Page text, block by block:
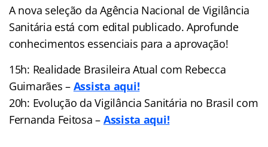
A nova seleção da Agência Nacional de Vigilância
Sanitária está com edital publicado. Aprofunde
conhecimentos essenciais para a aprovação!
15h: Realidade Brasileira Atual com Rebecca
Guimarães – Assista aqui!
20h: Evolução da Vigilância Sanitária no Brasil com
Fernanda Feitosa – Assista aqui!